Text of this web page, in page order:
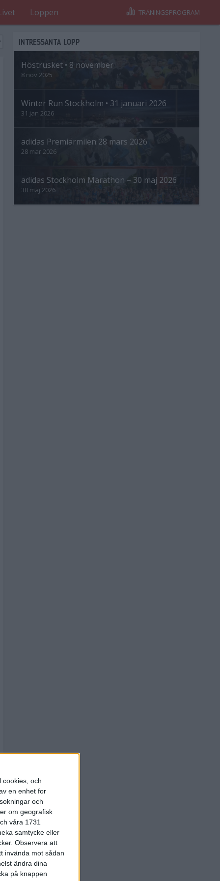
cookies, och
en enhet for
och
om geografisk
våra 1731
samtycke eller
Observera att
invända mot sådan
ändra dina
på knappen
Loppen TRÄNINGSPROGRAM
INTRESSANTA LOPP
Höstrusket • 8 november
8 nov 2025
Winter Run Stockholm • 31 januari 2026
31 jan 2026
adidas Premiärmilen 28 mars 2026
28 mar 2026
adidas Stockholm Marathon – 30 maj 2026
30 maj 2026